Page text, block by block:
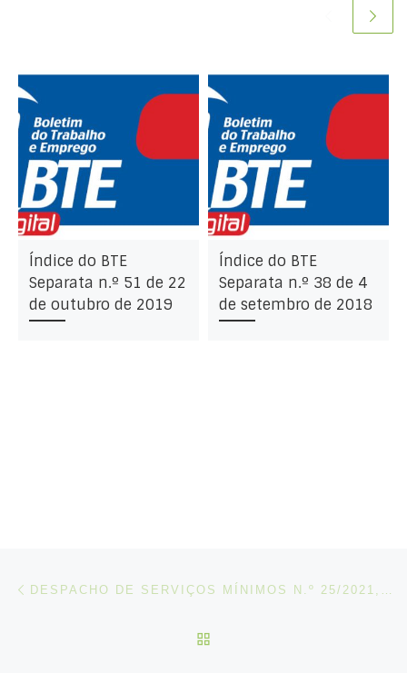
Índice do BTE
Separata n.º 51 de 22
de outubro de 2019
Índice do BTE
Separata n.º 38 de 4
de setembro de 2018
Post navigation